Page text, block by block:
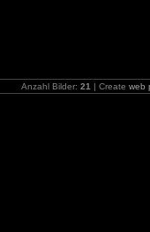
Anzahl Bilder: 21 | Create web